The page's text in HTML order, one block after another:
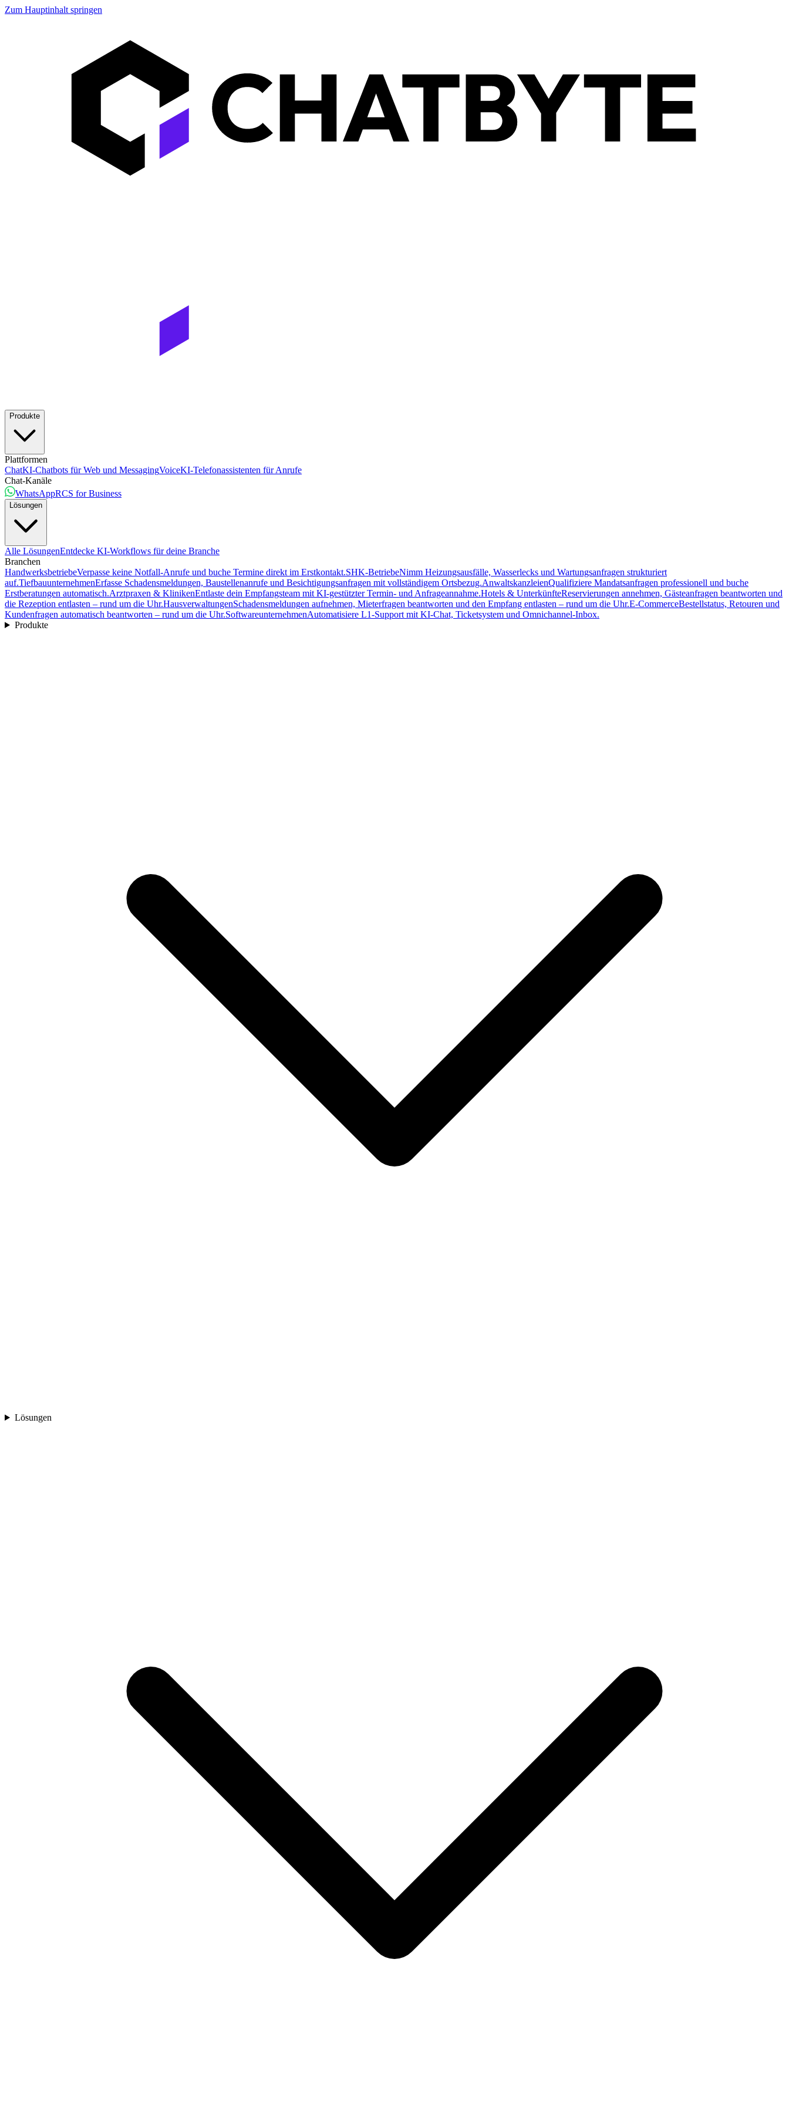
Zum Hauptinhalt springen
Produkte
Plattformen
ChatKI-Chatbots für Web und MessagingVoiceKI-Telefonassistenten für Anrufe
Chat-Kanäle
WhatsAppRCS for Business
Lösungen
Alle LösungenEntdecke KI-Workflows für deine Branche
Branchen
HandwerksbetriebeVerpasse keine Notfall-Anrufe und buche Termine direkt im Erstkontakt.SHK-BetriebeNimm Heizungsausfälle, Wasserlecks und Wartungsanfragen strukturiert
auf.TiefbauunternehmenErfasse Schadensmeldungen, Baustellenanrufe und Besichtigungsanfragen mit vollständigem Ortsbezug.AnwaltskanzleienQualifiziere Mandatsanfragen professionell und buche
Erstberatungen automatisch.Arztpraxen & KlinikenEntlaste dein Empfangsteam mit KI-gestützter Termin- und Anfrageannahme.Hotels & UnterkünfteReservierungen annehmen, Gästeanfragen beantworten und
die Rezeption entlasten – rund um die Uhr.HausverwaltungenSchadensmeldungen aufnehmen, Mieterfragen beantworten und den Empfang entlasten – rund um die Uhr.E-CommerceBestellstatus, Retouren und
Kundenfragen automatisch beantworten – rund um die Uhr.SoftwareunternehmenAutomatisiere L1-Support mit KI-Chat, Ticketsystem und Omnichannel-Inbox.
Produkte
Lösungen